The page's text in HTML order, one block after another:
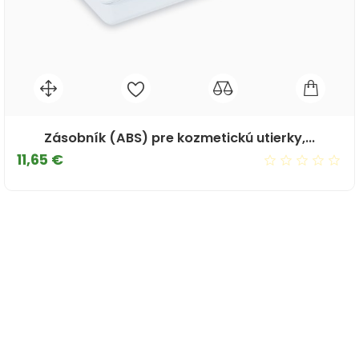
Zásobník (ABS) pre kozmetickú utierky,...
11,65 €Cena